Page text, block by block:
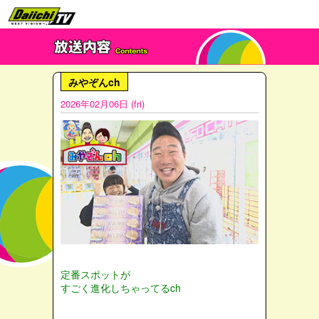
みやぞんch
2026年02月06日 (fri)
定番スポットが
すごく進化しちゃってるch